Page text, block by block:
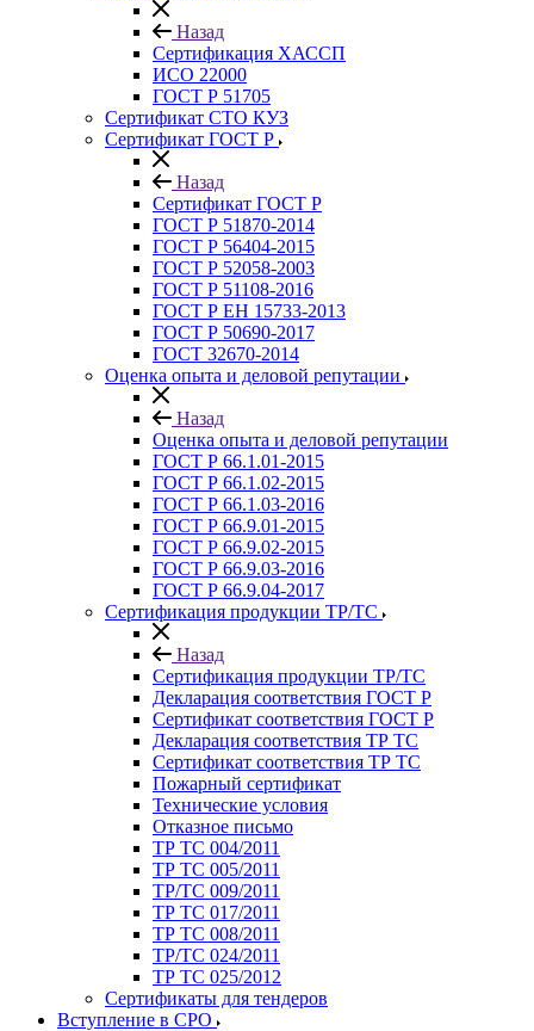
Назад
Сертификация ХАССП
ИСО 22000
ГОСТ Р 51705
Сертификат СТО КУЗ
Сертификат ГОСТ Р
Назад
Сертификат ГОСТ Р
ГОСТ Р 51870-2014
ГОСТ Р 56404-2015
ГОСТ Р 52058-2003
ГОСТ Р 51108-2016
ГОСТ Р ЕН 15733-2013
ГОСТ Р 50690-2017
ГОСТ 32670-2014
Оценка опыта и деловой репутации
Назад
Оценка опыта и деловой репутации
ГОСТ Р 66.1.01-2015
ГОСТ Р 66.1.02-2015
ГОСТ Р 66.1.03-2016
ГОСТ Р 66.9.01-2015
ГОСТ Р 66.9.02-2015
ГОСТ Р 66.9.03-2016
ГОСТ Р 66.9.04-2017
Сертификация продукции ТР/ТС
Назад
Сертификация продукции ТР/ТС
Декларация соответствия ГОСТ Р
Сертификат соответствия ГОСТ Р
Декларация соответствия ТР ТС
Сертификат соответствия ТР ТС
Пожарный сертификат
Технические условия
Отказное письмо
ТР ТС 004/2011
ТР ТС 005/2011
ТР/ТС 009/2011
ТР ТС 017/2011
ТР ТС 008/2011
ТР/ТС 024/2011
ТР ТС 025/2012
Сертификаты для тендеров
Вступление в СРО